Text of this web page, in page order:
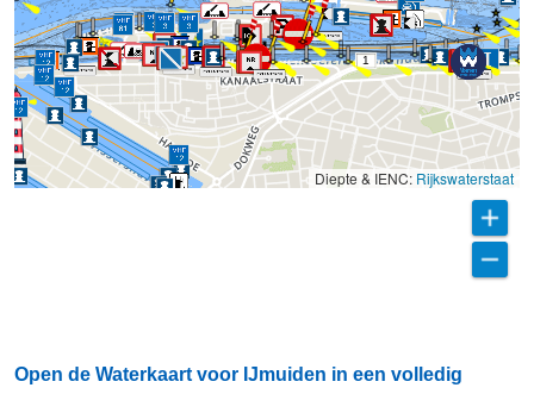
1
Diepte & IENC: Rijkswaterstaat
Open de Waterkaart voor IJmuiden in een volledig